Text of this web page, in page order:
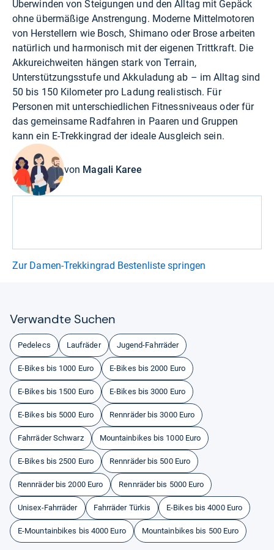
Überwinden von Steigungen und den Alltag mit Gepäck
ohne übermäßige Anstrengung. Moderne Mittelmotoren
von Herstellern wie Bosch, Shimano oder Brose arbeiten
natürlich und harmonisch mit der eigenen Trittkraft. Die
Akkureichweiten hängen stark von Terrain,
Unterstützungsstufe und Akkuladung ab – im Alltag sind
50 bis 150 Kilometer pro Ladung realistisch. Für
Personen mit unterschiedlichen Fitnessniveaus oder für
das gemeinsame Radfahren in Paaren und Gruppen
kann ein E-Trekkingrad der ideale Ausgleich sein.
von Magali Karee
Zur Damen-Trekkingrad Bestenliste springen
Ver­wandte Suchen
Pedelecs Laufräder Jugend-Fahrräder
E-Bikes bis 1000 Euro E-Bikes bis 2000 Euro
E-Bikes bis 1500 Euro E-Bikes bis 3000 Euro
E-Bikes bis 5000 Euro Rennräder bis 3000 Euro
Fahrräder Schwarz Mountainbikes bis 1000 Euro
E-Bikes bis 2500 Euro Rennräder bis 500 Euro
Rennräder bis 2000 Euro Rennräder bis 5000 Euro
Unisex-Fahrräder Fahrräder Türkis E-Bikes bis 4000 Euro
E-Mountainbikes bis 4000 Euro Mountainbikes bis 500 Euro